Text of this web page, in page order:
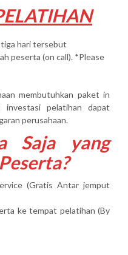
hari tersebut
peserta (on call). *Please
membutuhkan paket in
investasi pelatihan dapat
perusahaan.
Saja yang
(Gratis Antar jemput
ke tempat pelatihan (By